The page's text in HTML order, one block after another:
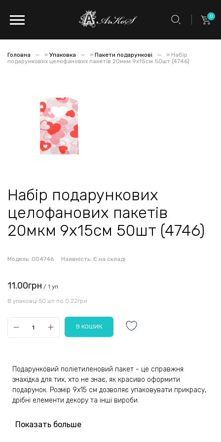
0
Головна » Упаковка » Пакети подарункові » Набір
подарункових целофанових пакетів 20мкм 9x15см 50шт (4746)
Набір подарункових
целофанових пакетів
20мкм 9x15см 50шт (4746)
Модель: 004746 Наявність: Є на складі
11.00грн / 1 уп
В упаковці 50 шт по 0.22грн
Подарунковий поліетиленовий пакет - це справжня
знахідка для тих, хто не знає, як красиво оформити
подарунок. Розмір 9x15 см дозволяє упаковувати прикрасу,
дрібні елементи декору та інші вироби.
Над дизайном пакету добре попрацювали – вони стильні та
Показать больше